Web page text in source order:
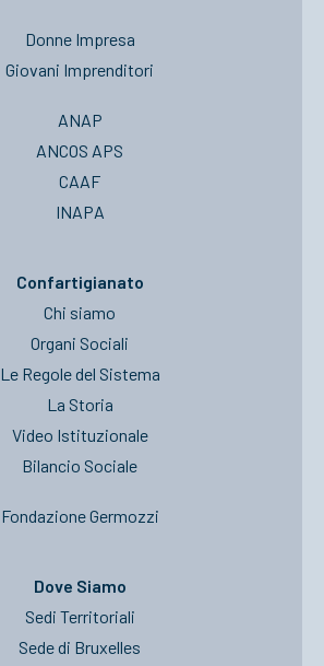
Donne Impresa
Giovani Imprenditori
ANAP
ANCOS APS
CAAF
INAPA
Confartigianato
Chi siamo
Organi Sociali
Le Regole del Sistema
La Storia
Video Istituzionale
Bilancio Sociale
Fondazione Germozzi
Dove Siamo
Sedi Territoriali
Sede di Bruxelles